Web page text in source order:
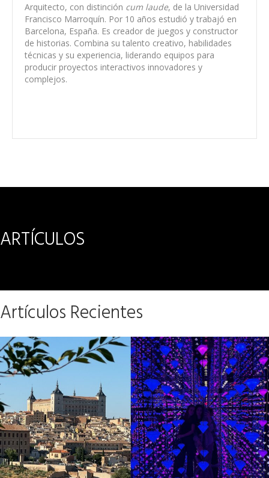
Arquitecto, con distinción cum laude, de la Universidad
Francisco Marroquín. Por 10 años estudió y trabajó en
Barcelona, España. Es creador de juegos y constructor
de historias. Combina su talento creativo, habilidades
técnicas y su experiencia, liderando equipos para
producir proyectos interactivos innovadores y
complejos.
ARTÍCULOS
Artículos Recientes